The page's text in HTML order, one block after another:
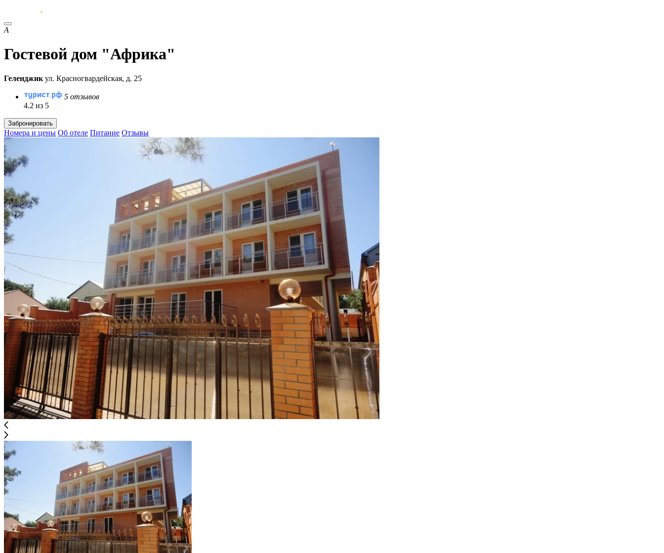
А
Гостевой дом "Африка"
Геленджик ул. Красногвардейская, д. 25
5 отзывов
4.2 из 5
Забронировать
Номера и цены Об отеле Питание Отзывы